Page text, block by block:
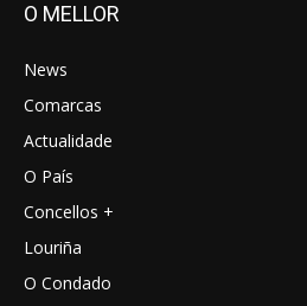
O MELLOR
News
Comarcas
Actualidade
O País
Concellos +
Louriña
O Condado